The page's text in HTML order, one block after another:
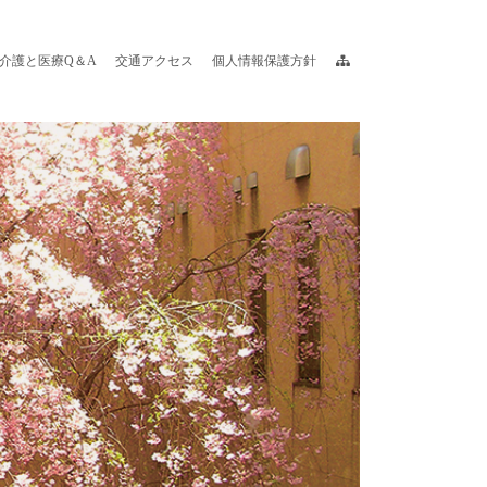
護と医療Q＆A 交通アクセス 個人情報保護方針